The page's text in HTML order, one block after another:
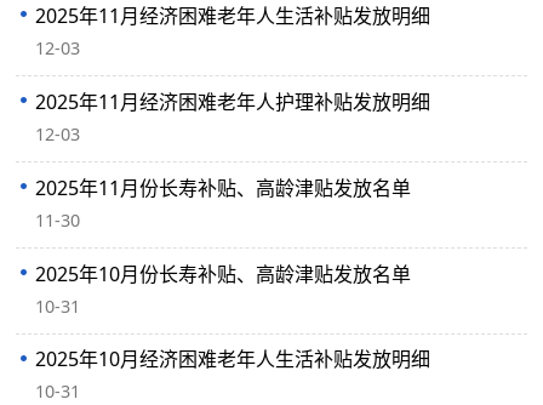
2025年11月经济困难老年人生活补贴发放明细
12-03
2025年11月经济困难老年人护理补贴发放明细
12-03
2025年11月份长寿补贴、高龄津贴发放名单
11-30
2025年10月份长寿补贴、高龄津贴发放名单
10-31
2025年10月经济困难老年人生活补贴发放明细
10-31